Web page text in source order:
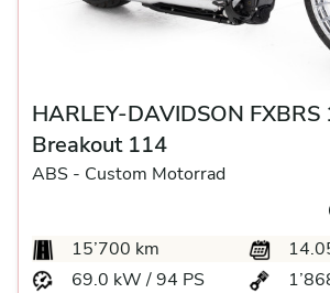
HARLEY-DAVIDSON FXBRS
Breakout 114
ABS - Custom Motorrad
15’700 km
69.0 kW / 94 PS